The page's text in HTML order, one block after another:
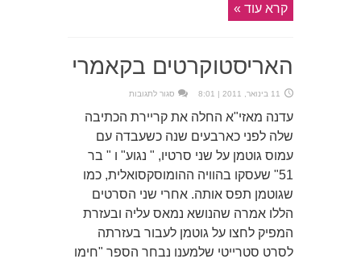
קרא עוד »
האריסטוקרטים בקאמרי
11 בינואר, 2011 | 8:01 סגור לתגובות
עדנה מאזי"א החלה את קריירת הכתיבה
שלה לפני כארבעים שנה כשעבדה עם
עמוס גוטמן על שני סרטיו, " נגוע" ו " בר
51" שעסקו בהוויה ההומוסקסואלית, כמו
שגוטמן תפס אותה. אחרי שני הסרטים
הללו אמרה שהנושא נמאס עליה ובעזרת
המפיק לחצו על גוטמן לעבור בעזרתה
לסרט סטרייטי שלמענו נבחר הספר "חימו